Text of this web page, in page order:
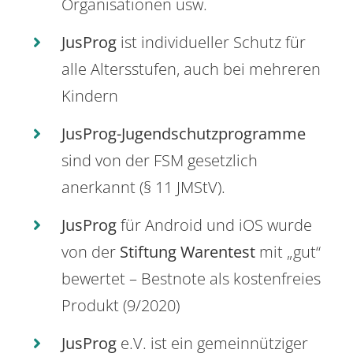
JusProg ist individueller Schutz für
alle Altersstufen, auch bei mehreren
Kindern
JusProg-Jugendschutzprogramme
sind von der FSM gesetzlich
anerkannt (§ 11 JMStV).
JusProgfür Android und iOS wurde
von der Stiftung Warentest mit „gut“
bewertet – Bestnote als kostenfreies
Produkt (9/2020)
JusProg e.V. ist ein gemeinnütziger